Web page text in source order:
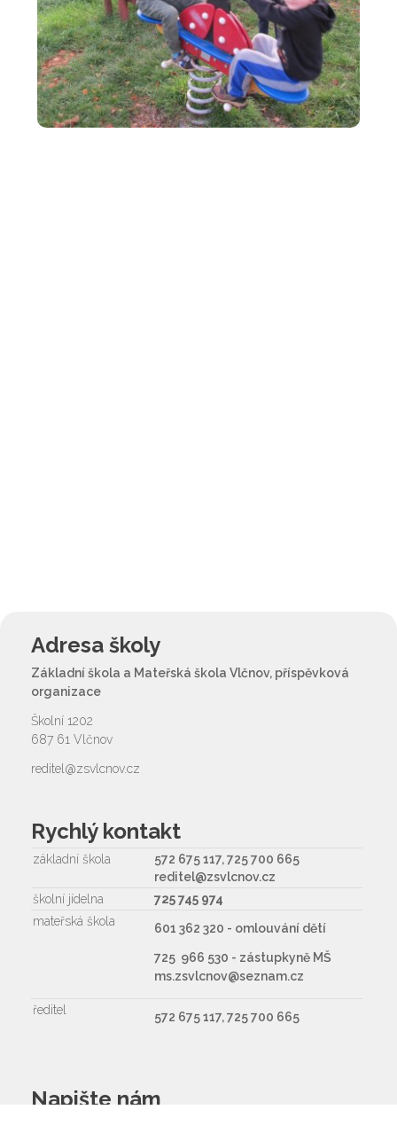
Adresa školy
Základní škola a Mateřská škola Vlčnov, příspěvková
organizace
Školní 1202
687 61 Vlčnov
reditel@zsvlcnov.cz
Rychlý kontakt
základní škola
572 675 117, 725 700 665
reditel@zsvlcnov.cz
školní jídelna
725 745 974
mateřská škola
601 362 320 - omlouvání dětí
725 966 530 - zástupkyně MŠ
ms.zsvlcnov@seznam.cz
ředitel 572 675 117, 725 700 665
Napište nám